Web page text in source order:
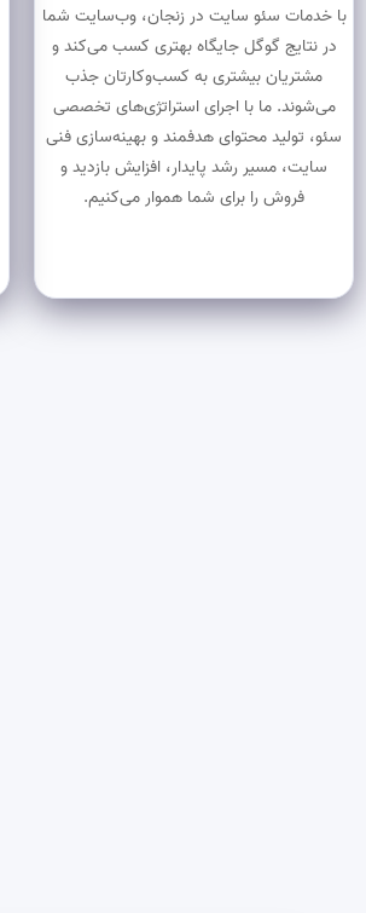
با خدمات سئو سایت در زنجان، وب‌سایت شما
در نتایج گوگل جایگاه بهتری کسب می‌کند و
مشتریان بیشتری به کسب‌وکارتان جذب
می‌شوند. ما با اجرای استراتژی‌های تخصصی
سئو، تولید محتوای هدفمند و بهینه‌سازی فنی
سایت، مسیر رشد پایدار، افزایش بازدید و
فروش را برای شما هموار می‌کنیم.